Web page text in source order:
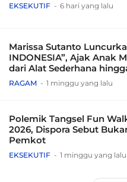
EKSEKUTIF 6 hari yang lalu
Marissa Sutanto
INDONESIA”, Ajak Anak
dari Alat Sederhana
Tradisional
RAGAM 1 minggu yang lalu
Polemik Tangsel Fun
2026, Dispora Sebut
Pemkot
EKSEKUTIF 1 minggu yang lalu